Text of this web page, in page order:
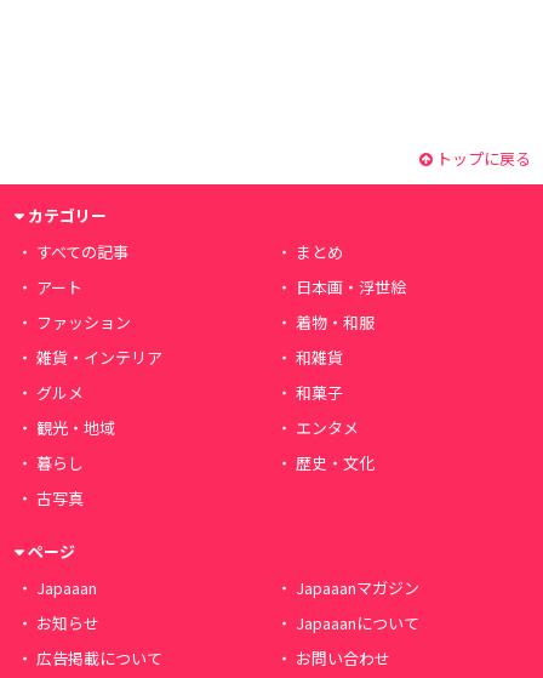
トップに戻る
カテゴリー
すべての記事
まとめ
アート
日本画・浮世絵
ファッション
着物・和服
雑貨・インテリア
和雑貨
グルメ
和菓子
観光・地域
エンタメ
暮らし
歴史・文化
古写真
ページ
Japaaan
Japaaanマガジン
お知らせ
Japaaanについて
広告掲載について
お問い合わせ